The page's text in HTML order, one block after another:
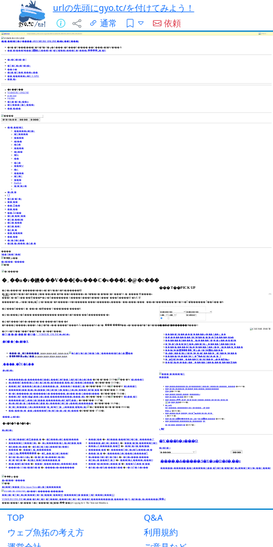
urlの先頭にgyo.tc/を付けてみよう！
通常
依頼
TOP
Q&A
ウェブ魚拓の考え方
利用規約